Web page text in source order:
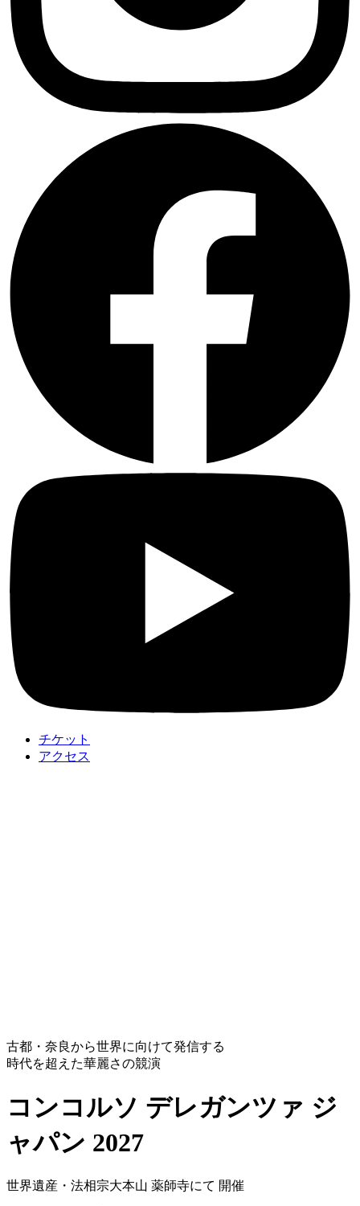
チケット
アクセス
古都・奈良から世界に向けて発信する
時代を超えた華麗さの競演
コンコルソ デレガンツァ ジ
ャパン 2027
世界遺産・法相宗大本山 薬師寺にて 開催